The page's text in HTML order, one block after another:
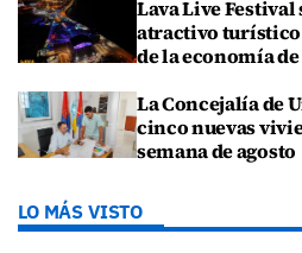
Lava Live
atractivo
de la economía
La Concejalía de
cinco nuevas
semana de agosto
LO MÁS VISTO